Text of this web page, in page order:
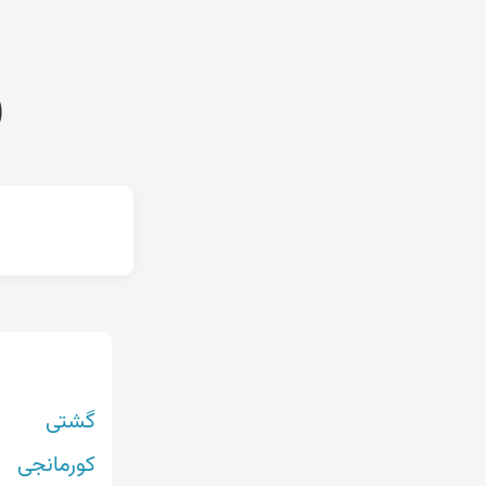
گشتی
کورمانجی